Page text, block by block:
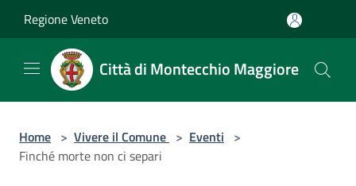
Regione Veneto
Città di Montecchio Maggiore
Home > Vivere il Comune > Eventi >
Finché morte non ci separi